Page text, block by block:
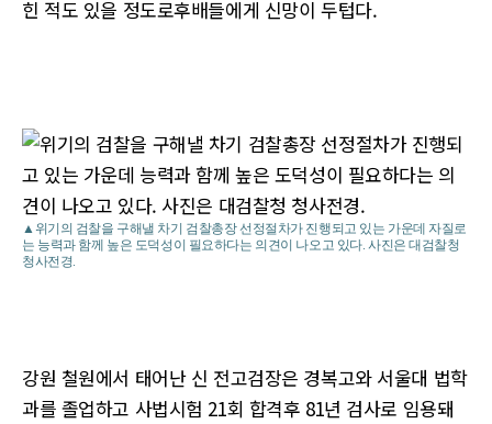
힌 적도 있을 정도로후배들에게 신망이 두텁다.
▲위기의 검찰을 구해낼 차기 검찰총장 선정절차가 진행되고 있는 가운데 자질로
는 능력과 함께 높은 도덕성이 필요하다는 의견이 나오고 있다. 사진은 대검찰청
청사전경.
강원 철원에서 태어난 신 전고검장은 경복고와 서울대 법학
과를 졸업하고 사법시험 21회 합격후 81년 검사로 임용돼